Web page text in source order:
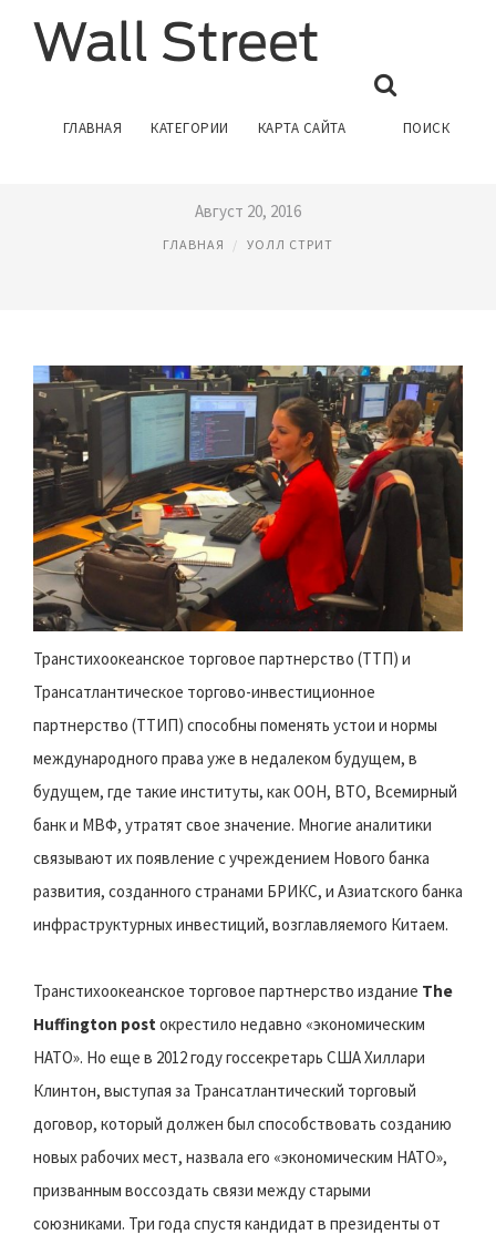
ГЛАВНАЯ КАТЕГОРИИ КАРТА САЙТА ПОИСК
КОРПОРАЦИИ НА УОЛЛ
Август 20, 2016
ГЛАВНАЯ УОЛЛ СТРИТ
Транстихоокеанское торговое партнерство (ТТП) и
Трансатлантическое торгово-инвестиционное
партнерство (ТТИП) способны поменять устои и нормы
международного права уже в недалеком будущем, в
будущем, где такие институты, как ООН, ВТО, Всемирный
банк и МВФ, утратят свое значение. Многие аналитики
связывают их появление с учреждением Нового банка
развития, созданного странами БРИКС, и Азиатского банка
инфраструктурных инвестиций, возглавляемого Китаем.
Транстихоокеанское торговое партнерство издание The
Huffington post окрестило недавно «экономическим
НАТО». Но еще в 2012 году госсекретарь США Хиллари
Клинтон, выступая за Трансатлантический торговый
договор, который должен был способствовать созданию
новых рабочих мест, назвала его «экономическим НАТО»,
призванным воссоздать связи между старыми
союзниками. Три года спустя кандидат в президенты от